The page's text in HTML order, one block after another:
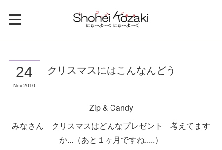
24
Nov 2010
クリスマスにはこんなんどう
Zip & Candy
みなさん クリスマスはどんなプレゼント 考えてます
か...（あと１ヶ月ですね.....）